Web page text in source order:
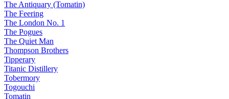
The Antiquary (Tomatin)
The Feering
The London No. 1
The Pogues
The Quiet Man
Thompson Brothers
Tipperary
Titanic Distillery
Tobermory
Togouchi
Tomatin